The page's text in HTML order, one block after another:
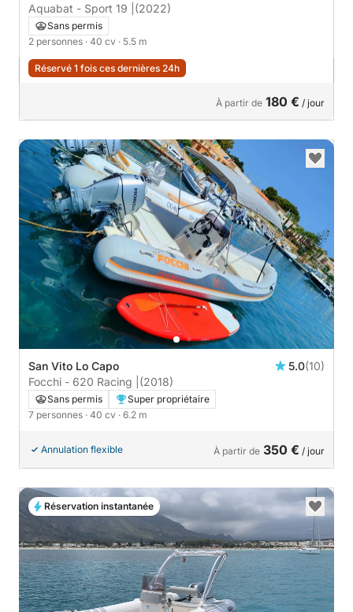
Aquabat - Sport 19 | (2022)
Sans permis
2 personnes · 40 cv · 5.5 m
Réservé 1 fois ces dernières 24h
À partir de 180 € / jour
San Vito Lo Capo 5.0(10)
Focchi - 620 Racing | (2018)
Sans permis
Super propriétaire
7 personnes · 40 cv · 6.2 m
Annulation flexible À partir de 350 € / jour
Réservation instantanée